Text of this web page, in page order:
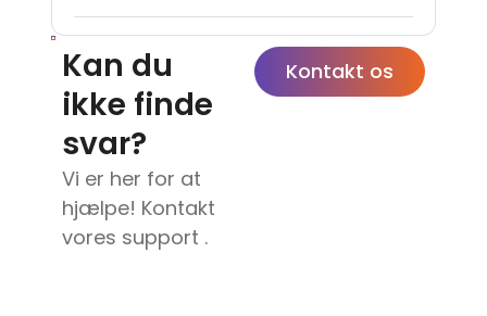
Kan du
ikke finde
svar?
Vi er her for at
hjælpe! Kontakt
vores support .
Kontakt os